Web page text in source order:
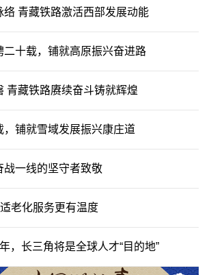
络 青藏铁路激活西部发展动能
二十载，铺就高原振兴奋进路
青藏铁路赓续奋斗铸就辉煌
，铺就雪域发展振兴康庄道
战一线的坚守者致敬
老化服务更有温度
，长三角将是全球人才“目的地”